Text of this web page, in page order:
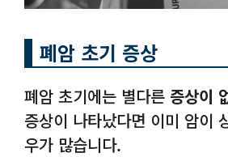
폐암 초기 증상
폐암 초기에는 별다른 증상이
증상이 나타났다면 이미 암이
우가 많습니다.